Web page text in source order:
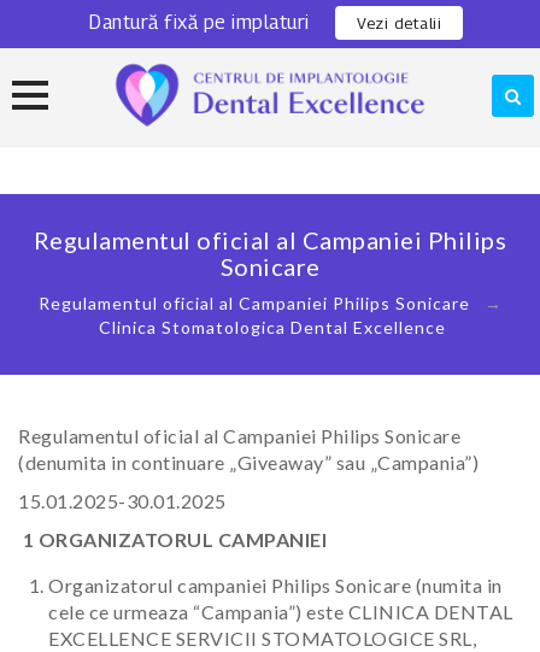
Dantură fixă pe implaturi Vezi detalii
0311 301 280 Locatie
Regulamentul oficial al Campaniei Philips
Sonicare
Regulamentul oficial al Campaniei Philips Sonicare
→
Clinica Stomatologica Dental Excellence
Regulamentul oficial al Campaniei Philips Sonicare
(denumita in continuare „Giveaway” sau „Campania”)
15.01.2025-30.01.2025
1 ORGANIZATORUL CAMPANIEI
Organizatorul campaniei Philips Sonicare (numita in
cele ce urmeaza “Campania”) este CLINICA DENTAL
EXCELLENCE SERVICII STOMATOLOGICE SRL,